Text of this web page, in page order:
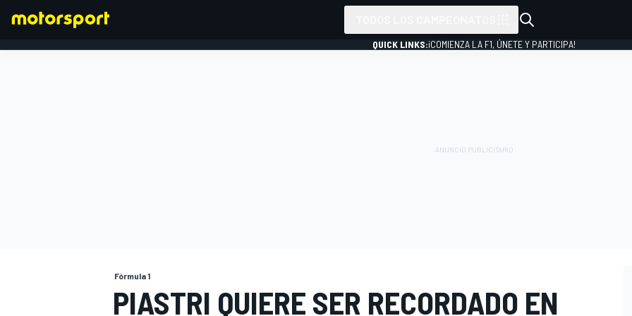
QUICK LINKS:¡COMIENZA LA F1, ÚNETE Y PARTICIPA!
Fórmula 1
PIASTRI QUIERE SER RECORDADO EN